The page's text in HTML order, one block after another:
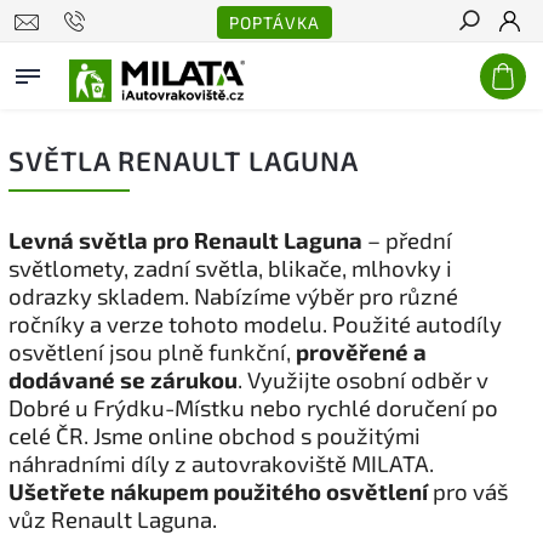
POPTÁVKA
Hledat
SVĚTLA RENAULT LAGUNA
Levná světla pro Renault Laguna – přední
světlomety, zadní světla, blikače, mlhovky i
odrazky skladem. Nabízíme výběr pro různé
ročníky a verze tohoto modelu. Použité autodíly
osvětlení jsou plně funkční, prověřené a
dodávané se zárukou. Využijte osobní odběr v
Dobré u Frýdku-Místku nebo rychlé doručení po
celé ČR. Jsme online obchod s použitými
náhradními díly z autovrakoviště MILATA.
Ušetřete nákupem použitého osvětlenípro váš
vůz Renault Laguna.